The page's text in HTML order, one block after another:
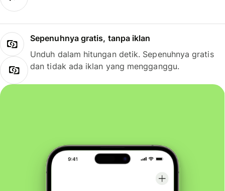
Sepenuhnya gratis, tanpa iklan
Unduh dalam hitungan detik. Sepenuhnya gratis
dan tidak ada iklan yang mengganggu.